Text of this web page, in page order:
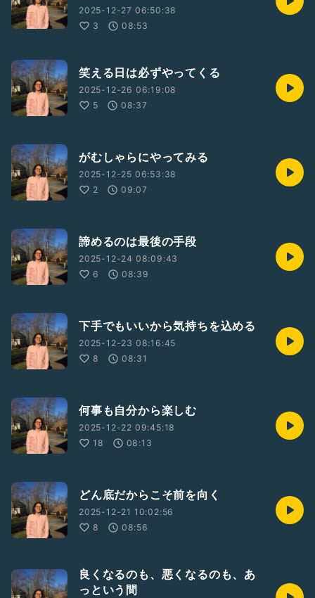
2025-12-27 06:50:38
3
08:53
笑える日は必ずやってくる
2025-12-26 06:19:08
5
08:37
がむしゃらにやってみる
2025-12-25 06:53:38
2
09:07
諦めるのは最後の手段
2025-12-24 08:09:43
6
08:39
下手でもいいから気持ちを込める
2025-12-23 08:16:45
8
08:31
何事も自分から楽しむ
2025-12-22 09:45:18
18
08:13
どん底だからこそ前を向く
2025-12-21 10:02:56
8
08:56
良くなるのも、悪くなるのも、あ
っという間